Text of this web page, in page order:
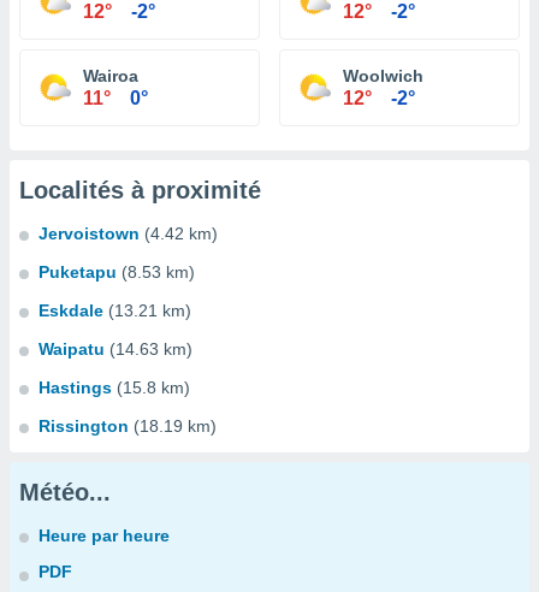
12° -2° 12° -2°
Wairoa
11° 0°
Woolwich
12° -2°
Localités à proximité
Jervoistown (4.42 km)
Puketapu (8.53 km)
Eskdale (13.21 km)
Waipatu (14.63 km)
Hastings (15.8 km)
Rissington (18.19 km)
Météo...
Heure par heure
PDF